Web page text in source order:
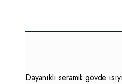
Dayanıklı seramik gövde